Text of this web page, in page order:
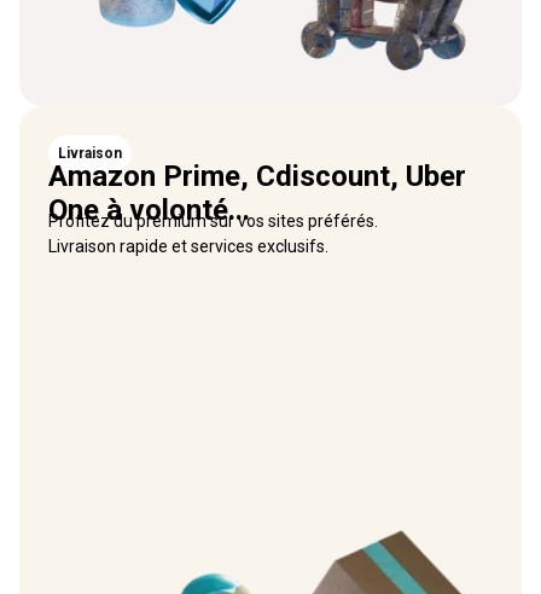
Livraison
Amazon Prime, Cdiscount, Uber
One à volonté...
Profitez du premium sur vos sites préférés.
Livraison rapide et services exclusifs.